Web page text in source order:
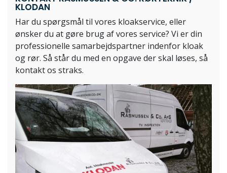
KLODAN
Har du spørgsmål til vores kloakservice, eller
ønsker du at gøre brug af vores service? Vi er din
professionelle samarbejdspartner indenfor kloak
og rør. Så står du med en opgave der skal løses, så
kontakt os straks.